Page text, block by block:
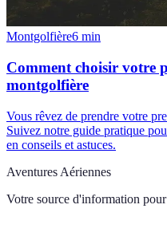
Montgolfière6 min
Comment choisir votre
montgolfière
Vous rêvez de prendre votre
Suivez notre guide pratique
en conseils et astuces.
Aventures Aériennes
Votre source d'information